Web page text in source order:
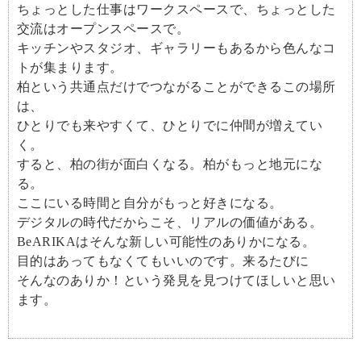
ちょっとした仕事はワークスペースで、ちょっとした
交流はオープンスペースで。
キッチンやスタジオ、ギャラリーもあるから色んなコ
トが集まります。
柏という共通点だけでつながることができるこの場所
は、
ひとりでも来やすくて、ひとりでに仲間が増えてい
く。
すると、柏の街が面白くなる。柏がもっと地元にな
る。
ここにいる時間と自分がもっと好きになる。
デジタルの時代だからこそ、リアルの価値がある。
BeARIKAはそんな新しい可能性のありかになる。
目的はあってもなくてもいいのです。来るたびに
そんなのありか！という発見を見つけてほしいと思い
ます。